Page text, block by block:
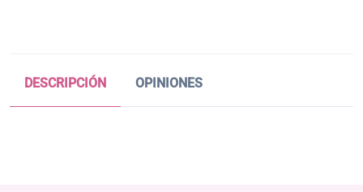
DESCRIPCIÓN OPINIONES